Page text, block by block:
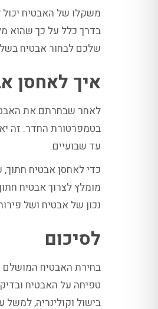
משקלו של האבטיח יכול
בדרך כלל על כך שהוא
שלכם לבחור אבטיח
איך לאחסן
לאחר שבחרתם את
בטמפרטורת החדר. זה
עד שבועיים.
כדי לאחסן אבטיח חתוך,
מומלץ לצרוך אבטיח
נכון של אבטיח ושל
לסיכום
בחירת האבטיח המושלם
טפיחה על האבטיח
בישול וקולינריה, למשל